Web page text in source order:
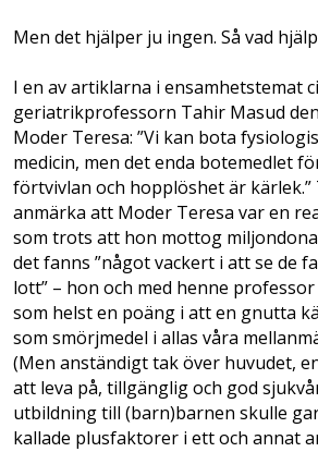
Men det hjälper ju ingen. Så vad
I en av artiklarna i ensamhetstemat
geriatrikprofessorn Tahir Masud
Moder Teresa: ”Vi kan bota
medicin, men det enda botemedlet
förtvivlan och hopplöshet är kärlek.”
anmärka att Moder Teresa var en
som trots att hon mottog
det fanns ”något vackert i att se de
lott” – hon och med henne
som helst en poäng i att en gnutta
som smörjmedel i allas våra
(Men anständigt tak över huvudet,
att leva på, tillgänglig och god
utbildning till (barn)barnen skulle
kallade plusfaktorer i ett och annat